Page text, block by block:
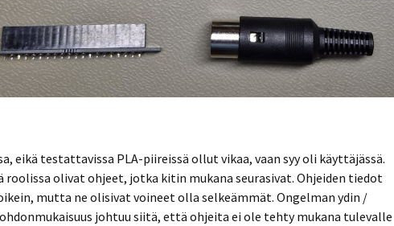
eikä testattavissa PLA-piireissä ollut vikaa, vaan syy oli käyttäjässä.
roolissa olivat ohjeet, jotka kitin mukana seurasivat. Ohjeiden tiedot
mutta ne olisivat voineet olla selkeämmät. Ongelman ydin /
johtuu siitä, että ohjeita ei ole tehty mukana tulevalle